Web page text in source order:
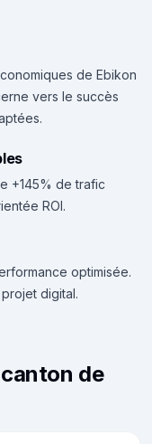
de Ebikon
vers le succès
+145% de trafic
ROI.
optimisée.
digital.
de